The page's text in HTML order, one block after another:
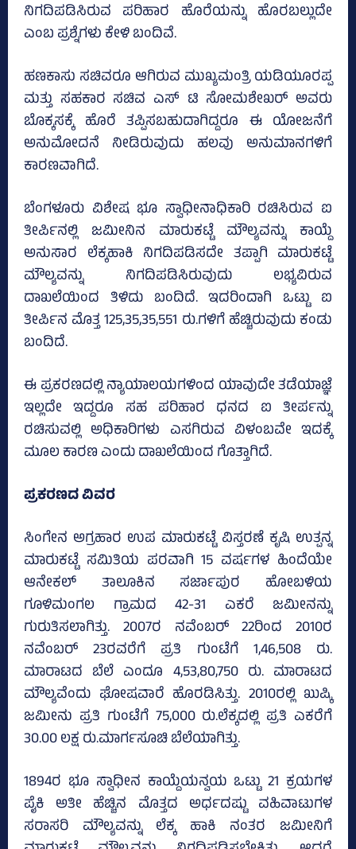
ನಿಗದಿಪಡಿಸಿರುವ ಪರಿಹಾರ ಹೊರೆಯನ್ನು ಹೊರಬಲ್ಲುದೇ
ಎಂಬ ಪ್ರಶ್ನೆಗಳು ಕೇಳಿ ಬಂದಿವೆ.
ಹಣಕಾಸು ಸಚಿವರೂ ಆಗಿರುವ ಮುಖ್ಯಮಂತ್ರಿ ಯಡಿಯೂರಪ್ಪ
ಮತ್ತು ಸಹಕಾರ ಸಚಿವ ಎಸ್‌ ಟಿ ಸೋಮಶೇಖರ್‌ ಅವರು
ಬೊಕ್ಕಸಕ್ಕೆ ಹೊರೆ ತಪ್ಪಿಸಬಹುದಾಗಿದ್ದರೂ ಈ ಯೋಜನೆಗೆ
ಅನುಮೋದನೆ ನೀಡಿರುವುದು ಹಲವು ಅನುಮಾನಗಳಿಗೆ
ಕಾರಣವಾಗಿದೆ.
ಬೆಂಗಳೂರು ವಿಶೇಷ ಭೂ ಸ್ವಾಧೀನಾಧಿಕಾರಿ ರಚಿಸಿರುವ ಐ
ತೀರ್ಪಿನಲ್ಲಿ ಜಮೀನಿನ ಮಾರುಕಟ್ಟೆ ಮೌಲ್ಯವನ್ನು ಕಾಯ್ದೆ
ಅನುಸಾರ ಲೆಕ್ಕಹಾಕಿ ನಿಗದಿಪಡಿಸದೇ ತಪ್ಪಾಗಿ ಮಾರುಕಟ್ಟೆ
ಮೌಲ್ಯವನ್ನು ನಿಗದಿಪಡಿಸಿರುವುದು ಲಭ್ಯವಿರುವ
ದಾಖಲೆಯಿಂದ ತಿಳಿದು ಬಂದಿದೆ. ಇದರಿಂದಾಗಿ ಒಟ್ಟು ಐ
ತೀರ್ಪಿನ ಮೊತ್ತ 125,35,35,551 ರು.ಗಳಿಗೆ ಹೆಚ್ಚಿರುವುದು ಕಂಡು
ಬಂದಿದೆ.
ಈ ಪ್ರಕರಣದಲ್ಲಿ ನ್ಯಾಯಾಲಯಗಳಿಂದ ಯಾವುದೇ ತಡೆಯಾಜ್ಞೆ
ಇಲ್ಲದೇ ಇದ್ದರೂ ಸಹ ಪರಿಹಾರ ಧನದ ಐ ತೀರ್ಪನ್ನು
ರಚಿಸುವಲ್ಲಿ ಅಧಿಕಾರಿಗಳು ಎಸಗಿರುವ ವಿಳಂಬವೇ ಇದಕ್ಕೆ
ಮೂಲ ಕಾರಣ ಎಂದು ದಾಖಲೆಯಿಂದ ಗೊತ್ತಾಗಿದೆ.
ಪ್ರಕರಣದ ವಿವರ
ಸಿಂಗೇನ ಅಗ್ರಹಾರ ಉಪ ಮಾರುಕಟ್ಟೆ ವಿಸ್ತರಣೆ ಕೃಷಿ ಉತ್ಪನ್ನ
ಮಾರುಕಟ್ಟೆ ಸಮಿತಿಯ ಪರವಾಗಿ 15 ವರ್ಷಗಳ ಹಿಂದೆಯೇ
ಆನೇಕಲ್‌ ತಾಲೂಕಿನ ಸರ್ಜಾಪುರ ಹೋಬಳಿಯ
ಗೂಳಿಮಂಗಲ ಗ್ರಾಮದ 42-31 ಎಕರೆ ಜಮೀನನ್ನು
ಗುರುತಿಸಲಾಗಿತ್ತು. 2007ರ ನವೆಂಬರ್‌ 22ರಿಂದ 2010ರ
ನವೆಂಬರ್‌ 23ರವರೆಗೆ ಪ್ರತಿ ಗುಂಟೆಗೆ 1,46,508 ರು.
ಮಾರಾಟದ ಬೆಲೆ ಎಂದೂ 4,53,80,750 ರು. ಮಾರಾಟದ
ಮೌಲ್ಯವೆಂದು ಘೋಷವಾರೆ ಹೊರಡಿಸಿತ್ತು. 2010ರಲ್ಲಿ ಖುಷ್ಕಿ
ಜಮೀನು ಪ್ರತಿ ಗುಂಟೆಗೆ 75,000 ರು.ಲೆಕ್ಕದಲ್ಲಿ ಪ್ರತಿ ಎಕರೆಗೆ
30.00 ಲಕ್ಷ ರು.ಮಾರ್ಗಸೂಚಿ ಬೆಲೆಯಾಗಿತ್ತು.
1894ರ ಭೂ ಸ್ವಾಧೀನ ಕಾಯ್ದೆಯನ್ವಯ ಒಟ್ಟು 21 ಕ್ರಯಗಳ
ಪೈಕಿ ಅತೀ ಹೆಚ್ಚಿನ ಮೊತ್ತದ ಅರ್ಧದಷ್ಟು ವಹಿವಾಟುಗಳ
ಸರಾಸರಿ ಮೌಲ್ಯವನ್ನು ಲೆಕ್ಕ ಹಾಕಿ ನಂತರ ಜಮೀನಿಗೆ